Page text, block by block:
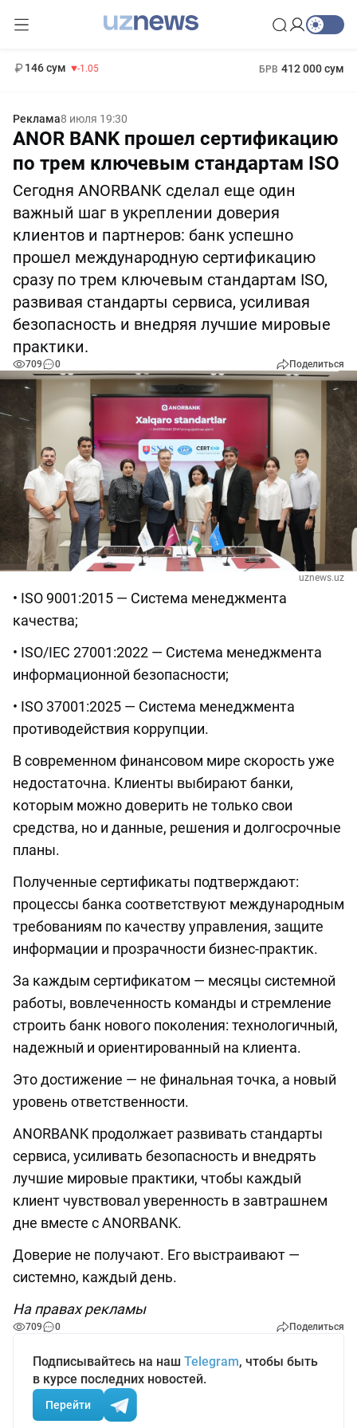
146 сум -1.05 БРВ 412 000 сум
Реклама8 июля 19:30
ANOR BANK прошел сертификацию
по трем ключевым стандартам ISO
Сегодня ANORBANK сделал еще один
важный шаг в укреплении доверия
клиентов и партнеров: банк успешно
прошел международную сертификацию
сразу по трем ключевым стандартам ISO,
развивая стандарты сервиса, усиливая
безопасность и внедряя лучшие мировые
практики.
709 0 Поделиться
uznews.uz
• ISO 9001:2015 — Система менеджмента
качества;
• ISO/IEC 27001:2022 — Система менеджмента
информационной безопасности;
• ISO 37001:2025 — Система менеджмента
противодействия коррупции.
В современном финансовом мире скорость уже
недостаточна. Клиенты выбирают банки,
которым можно доверить не только свои
средства, но и данные, решения и долгосрочные
планы.
Полученные сертификаты подтверждают:
процессы банка соответствуют международным
требованиям по качеству управления, защите
информации и прозрачности бизнес-практик.
За каждым сертификатом — месяцы системной
работы, вовлеченность команды и стремление
строить банк нового поколения: технологичный,
надежный и ориентированный на клиента.
Это достижение — не финальная точка, а новый
уровень ответственности.
ANORBANK продолжает развивать стандарты
сервиса, усиливать безопасность и внедрять
лучшие мировые практики, чтобы каждый
клиент чувствовал уверенность в завтрашнем
дне вместе с ANORBANK.
Доверие не получают. Его выстраивают —
системно, каждый день.
На правах рекламы
709 0 Поделиться
Подписывайтесь на наш Telegram, чтобы быть
в курсе последних новостей.
Перейти